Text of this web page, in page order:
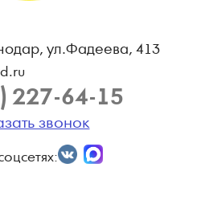
ул.Фадеева, 413
227-64-15
звонок